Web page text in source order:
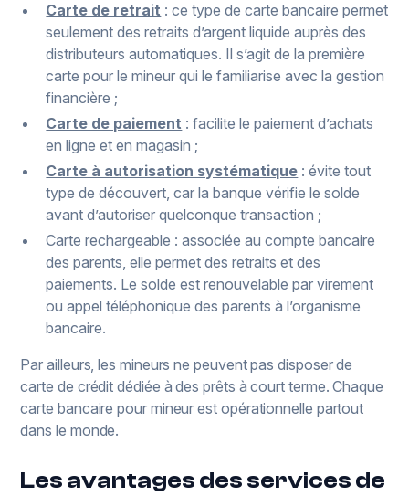
Carte de retrait : ce type de carte bancaire permet
seulement des retraits d’argent liquide auprès des
distributeurs automatiques. Il s’agit de la première
carte pour le mineur qui le familiarise avec la gestion
financière ;
Carte de paiement : facilite le paiement d’achats
en ligne et en magasin ;
Carte à autorisation systématique : évite tout
type de découvert, car la banque vérifie le solde
avant d’autoriser quelconque transaction ;
Carte rechargeable : associée au compte bancaire
des parents, elle permet des retraits et des
paiements. Le solde est renouvelable par virement
ou appel téléphonique des parents à l’organisme
bancaire.
Par ailleurs, les mineurs ne peuvent pas disposer de
carte de crédit dédiée à des prêts à court terme. Chaque
carte bancaire pour mineur est opérationnelle partout
dans le monde.
Les avantages des services de